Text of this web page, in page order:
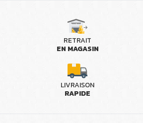
RETRAIT
EN MAGASIN
LIVRAISON
RAPIDE